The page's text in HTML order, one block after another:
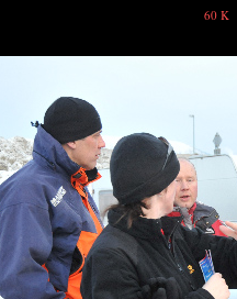
60 K